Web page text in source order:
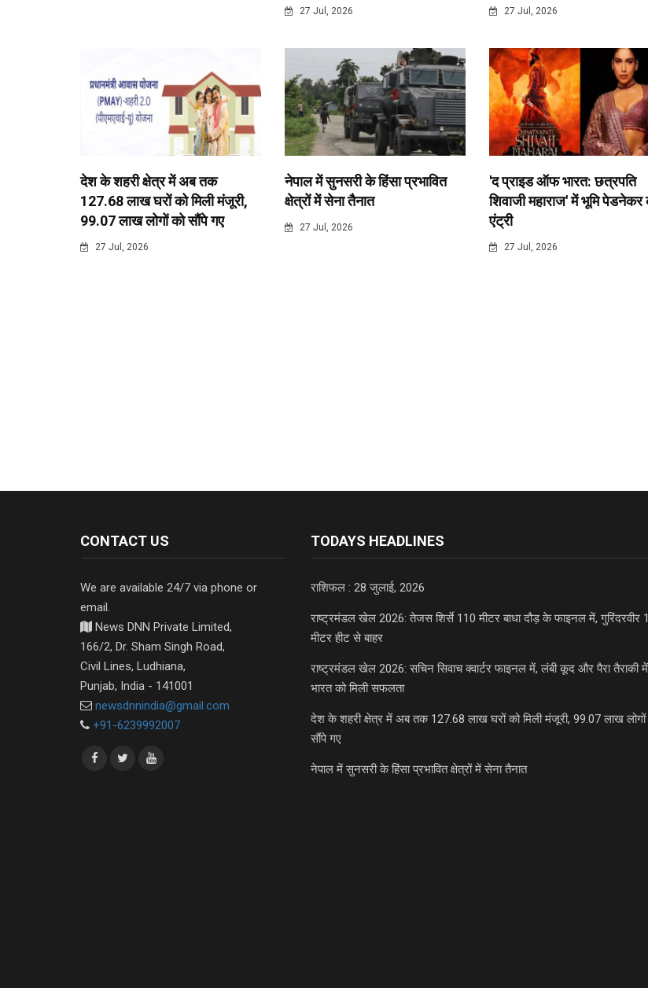
27 Jul, 2026 27 Jul, 2026
देश के शहरी क्षेत्र में अब तक
127.68 लाख घरों को मिली मंजूरी,
99.07 लाख लोगों को सौंपे गए
27 Jul, 2026
नेपाल में सुनसरी के हिंसा प्रभावित
क्षेत्रों में सेना तैनात
27 Jul, 2026
'द प्राइड ऑफ भारत: छत्रपति
शिवाजी महाराज' में भूमि पेडनेकर
एंट्री
27 Jul, 2026
CONTACT US
We are available 24/7 via phone or
email.
News DNN Private Limited,
166/2, Dr. Sham Singh Road,
Civil Lines, Ludhiana,
Punjab, India - 141001
newsdnnindia@gmail.com
+91-6239992007
TODAYS HEADLINES
राशिफल : 28 जुलाई, 2026
राष्ट्रमंडल खेल 2026: तेजस शिर्से 110 मीटर बाधा दौड़ के फाइनल में, गुरिंदरवीर
मीटर हीट से बाहर
राष्ट्रमंडल खेल 2026: सचिन सिवाच क्वार्टर फाइनल में, लंबी कूद और पैरा तैराकी
भारत को मिली सफलता
देश के शहरी क्षेत्र में अब तक 127.68 लाख घरों को मिली मंजूरी, 99.07 लाख लोगों
सौंपे गए
नेपाल में सुनसरी के हिंसा प्रभावित क्षेत्रों में सेना तैनात